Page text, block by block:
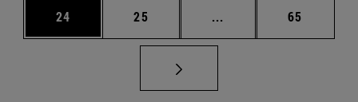
Página
24 Página
25 ... Páginas intermedias
Página
65